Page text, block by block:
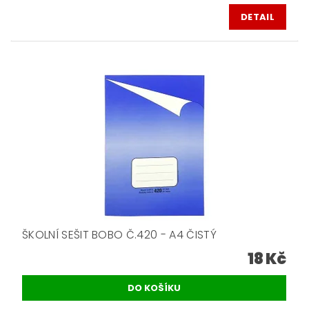
DETAIL
ŠKOLNÍ SEŠIT BOBO Č.420 - A4 ČISTÝ
18 Kč